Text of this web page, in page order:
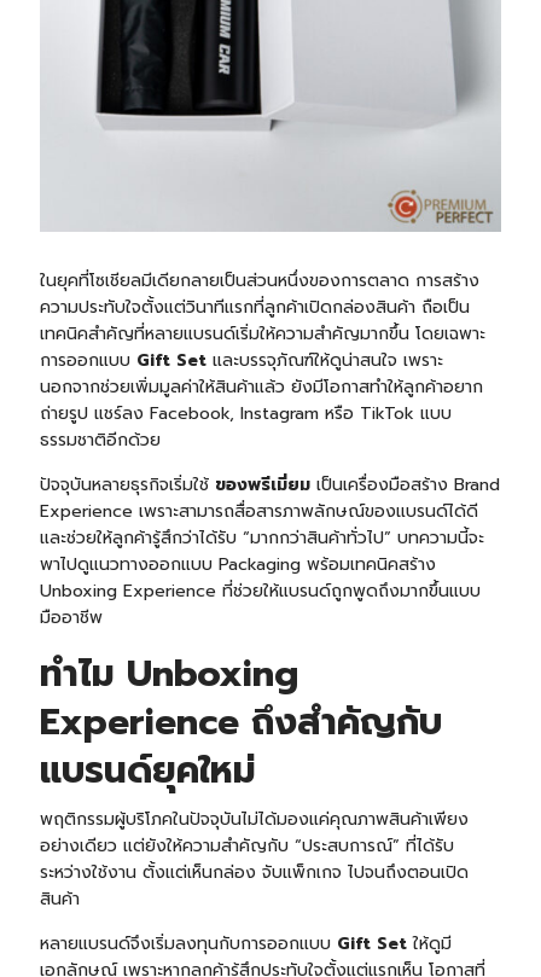
ในยุคที่โซเชียลมีเดียกลายเป็นส่วนหนึ่งของการตลาด การสร้าง
ความประทับใจตั้งแต่วินาทีแรกที่ลูกค้าเปิดกล่องสินค้า ถือเป็น
เทคนิคสำคัญที่หลายแบรนด์เริ่มให้ความสำคัญมากขึ้น โดยเฉพาะ
การออกแบบ Gift Setและบรรจุภัณฑ์ให้ดูน่าสนใจ เพราะ
นอกจากช่วยเพิ่มมูลค่าให้สินค้าแล้ว ยังมีโอกาสทำให้ลูกค้าอยาก
ถ่ายรูป แชร์ลง Facebook, Instagram หรือ TikTok แบบ
ธรรมชาติอีกด้วย
ปัจจุบันหลายธุรกิจเริ่มใช้ ของพรีเมี่ยมเป็นเครื่องมือสร้าง Brand
Experience เพราะสามารถสื่อสารภาพลักษณ์ของแบรนด์ได้ดี
และช่วยให้ลูกค้ารู้สึกว่าได้รับ “มากกว่าสินค้าทั่วไป” บทความนี้จะ
พาไปดูแนวทางออกแบบ Packaging พร้อมเทคนิคสร้าง
Unboxing Experience ที่ช่วยให้แบรนด์ถูกพูดถึงมากขึ้นแบบ
มืออาชีพ
ทำไม Unboxing
Experience ถึงสำคัญกับ
แบรนด์ยุคใหม่
พฤติกรรมผู้บริโภคในปัจจุบันไม่ได้มองแค่คุณภาพสินค้าเพียง
อย่างเดียว แต่ยังให้ความสำคัญกับ “ประสบการณ์” ที่ได้รับ
ระหว่างใช้งาน ตั้งแต่เห็นกล่อง จับแพ็กเกจ ไปจนถึงตอนเปิด
สินค้า
หลายแบรนด์จึงเริ่มลงทุนกับการออกแบบ Gift Setให้ดูมี
เอกลักษณ์ เพราะหากลูกค้ารู้สึกประทับใจตั้งแต่แรกเห็น โอกาสที่